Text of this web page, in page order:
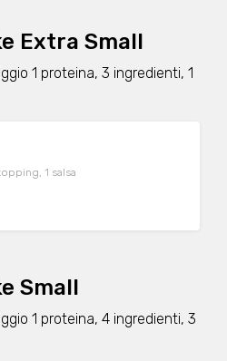
Extra Small
1 proteina, 3 ingredienti, 1
1 salsa
Small
1 proteina, 4 ingredienti, 3